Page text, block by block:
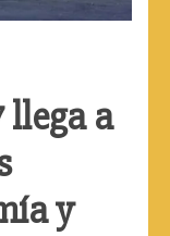
llega a
y